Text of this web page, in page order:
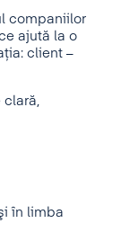
companiilor
ajută la o
client –
clară,
în limba